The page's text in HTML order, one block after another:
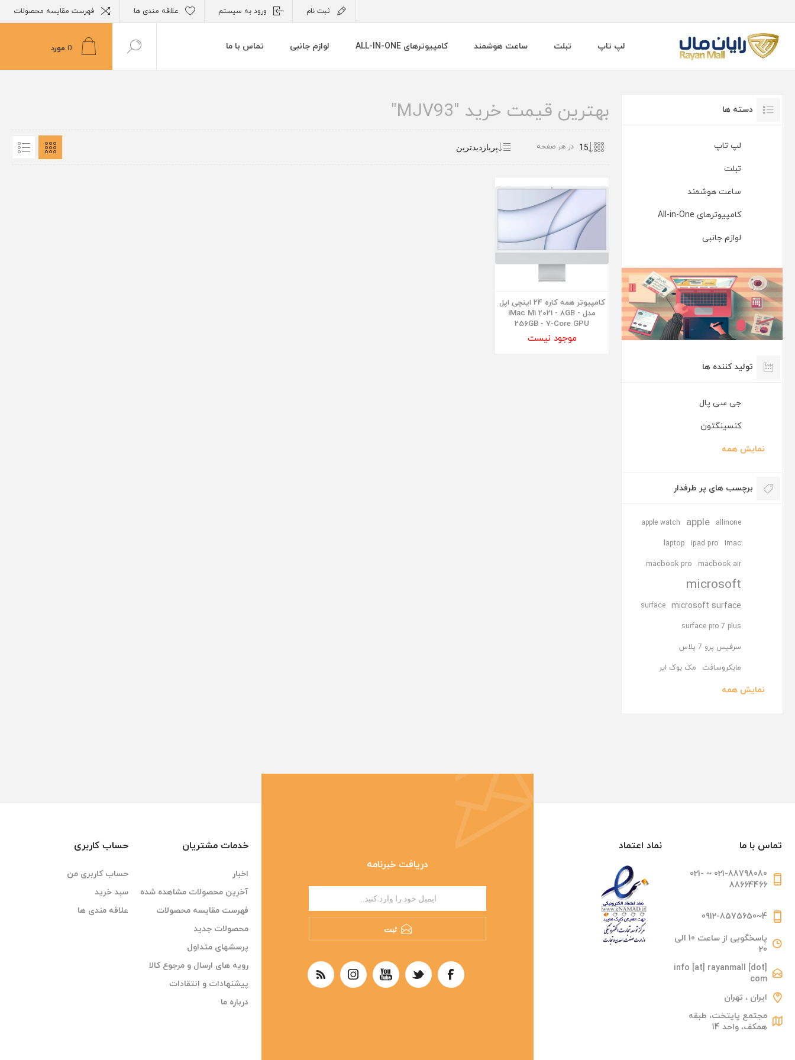
ثبت نام ورود به سیستم علاقه مندی ها فهرست مقایسه محصولات
لپ تاپ تبلت ساعت هوشمند کامپیوترهای ALL-IN-ONE لوازم جانبی تماس با ما 0 مورد
بهترین قیمت خرید "MJV93"
در هر صفحه
کامپیوتر همه کاره 24 اینچی اپل
مدل iMac M1 2021 - 8GB -
256GB - 7-Core GPU
موجود نیست
دسته ها
لپ تاپ
تبلت
ساعت هوشمند
کامپیوترهای All-in-One
لوازم جانبی
تولید کننده ها
جی سی پال
کنسینگتون
نمایش همه
برچسب های پر طرفدار
allinone
apple
apple watch
imac
ipad pro
laptop
macbook air
macbook pro
microsoft
microsoft surface
surface
surface pro 7 plus
سرفیس پرو 7 پلاس
مایکروسافت مک بوک ایر
نمایش همه
دریافت خبرنامه
ثبت
تماس با ما
021-88798080 ~ 021-
88664466
4~0912-8575650
پاسخگویی از ساعت 10 الی
20
info [at] rayanmall [dot]
com
ایران ، تهران
مجتمع پایتخت، طبقه
همکف، واحد 14
نماد اعتماد خدمات مشتریان
اخبار
آخرین محصولات مشاهده شده
فهرست مقایسه محصولات
محصولات جدید
پرسشهای متداول
رویه های ارسال و مرجوع کالا
پیشنهادات و انتقادات
درباره ما
حساب کاربری
حساب کاربری من
سبد خرید
علاقه مندی ها